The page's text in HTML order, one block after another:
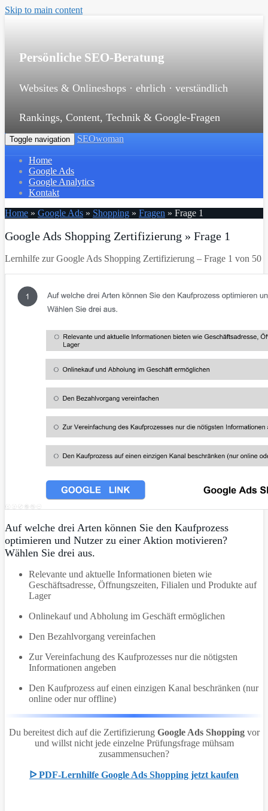
Skip to main content
Persönliche SEO-Beratung
Websites & Onlineshops · ehrlich · verständlich
Rankings, Content, Technik & Google-Fragen
Toggle navigation SEOwoman
Home
Google Ads
Google Analytics
Kontakt
Home » Google Ads » Shopping » Fragen » Frage 1
Google Ads Shopping Zertifizierung » Frage 1
Lernhilfe zur Google Ads Shopping Zertifizierung – Frage 1 von 50
Auf welche drei Arten können Sie den Kaufprozess
optimieren und Nutzer zu einer Aktion motivieren?
Wählen Sie drei aus.
Relevante und aktuelle Informationen bieten wie
Geschäftsadresse, Öffnungszeiten, Filialen und Produkte auf
Lager
Onlinekauf und Abholung im Geschäft ermöglichen
Den Bezahlvorgang vereinfachen
Zur Vereinfachung des Kaufprozesses nur die nötigsten
Informationen angeben
Den Kaufprozess auf einen einzigen Kanal beschränken (nur
online oder nur offline)
Du bereitest dich auf die Zertifizierung Google Ads Shoppingvor
und willst nicht jede einzelne Prüfungsfrage mühsam
zusammensuchen?
ᐅ PDF-Lernhilfe Google Ads Shopping jetzt kaufen